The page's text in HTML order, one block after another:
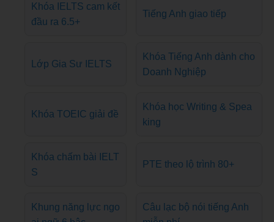
Khóa IELTS cam kết
đầu ra 6.5+
Tiếng Anh giao tiếp
Lớp Gia Sư IELTS
Khóa Tiếng Anh dành cho
Doanh Nghiệp
Khóa TOEIC giải đề
Khóa học Writing & Spea
king
Khóa chấm bài IELT
S
PTE theo lộ trình 80+
Khung năng lực ngo
Câu lạc bộ nói tiếng Anh